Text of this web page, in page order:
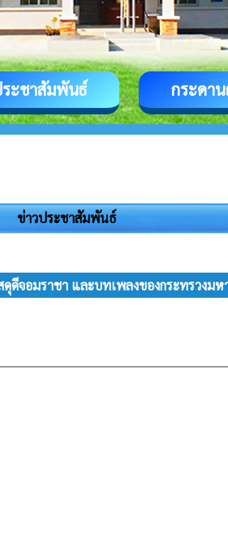
ะชาสัมพันธ์ กระดา
ข่าวประชาสัมพันธ์
ดีจอมราชา และบทเพลงของกระทรวงม